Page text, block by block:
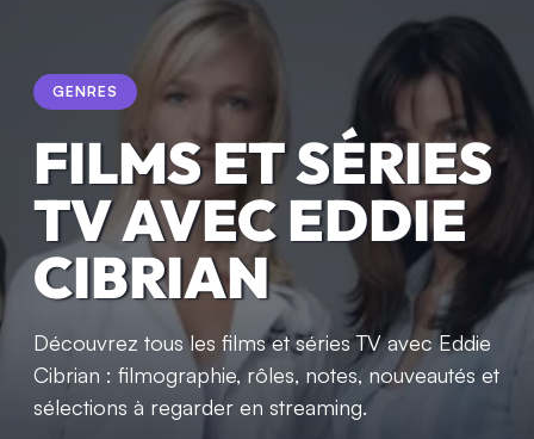
GENRES
FILMS ET SÉRIES
TV AVEC EDDIE
CIBRIAN
Découvrez tous les films et séries TV avec Eddie
Cibrian : filmographie, rôles, notes, nouveautés et
sélections à regarder en streaming.